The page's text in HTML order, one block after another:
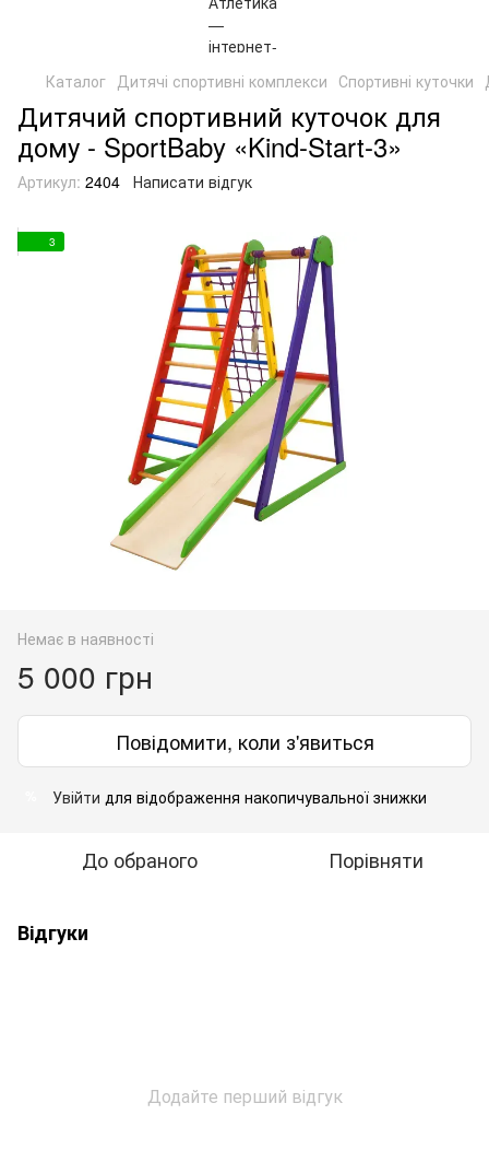
Каталог Дитячі спортивні комплекси Спортивні куточки
Дитячий спортивний куточок для
дому - SportBaby «Kind-Start-3»
Артикул: 2404 Написати відгук
3
Немає в наявності
5 000 грн
Повідомити, коли з'явиться
Увійти для відображення накопичувальної знижки
До обраного Порівняти
Відгуки
Додайте перший відгук